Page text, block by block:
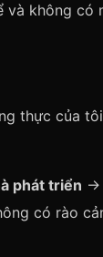
và không có
thực của
phát triển →
có rào